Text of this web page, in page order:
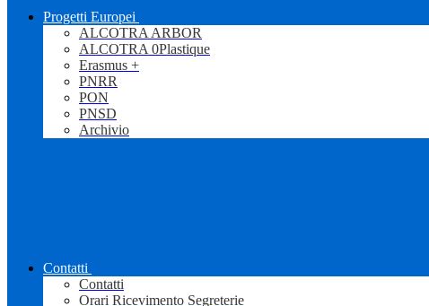
Progetti Europei
ALCOTRA ARBOR
ALCOTRA 0Plastique
Erasmus +
PNRR
PON
PNSD
Archivio
Contatti
Contatti
Orari Ricevimento Segreterie